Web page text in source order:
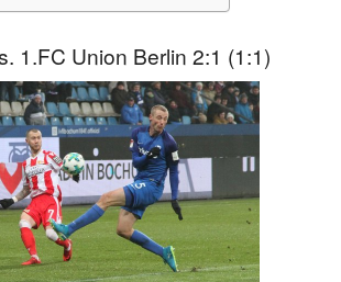
1.FC Union Berlin 2:1 (1:1)